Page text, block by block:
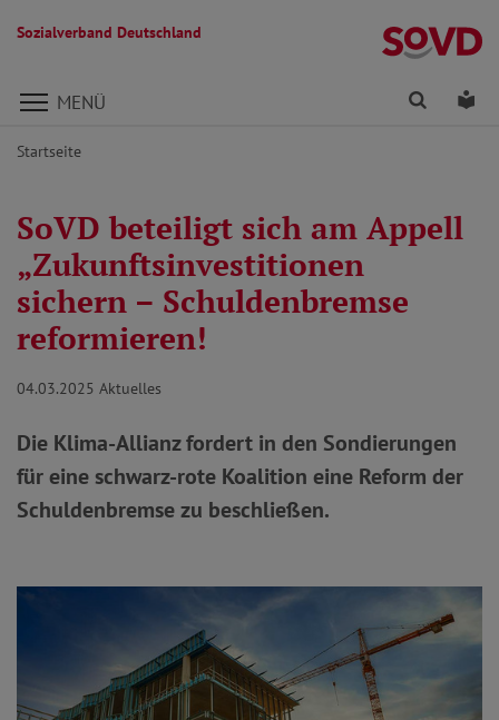
Sozialverband Deutschland
Direkt zu den Inhalten springen
MENÜ Finden
Startseite
SoVD beteiligt sich am Appell
„Zukunftsinvestitionen
sichern – Schuldenbremse
reformieren!
04.03.2025 Aktuelles
Die Klima-Allianz fordert in den Sondierungen
für eine schwarz-rote Koalition eine Reform der
Schuldenbremse zu beschließen.